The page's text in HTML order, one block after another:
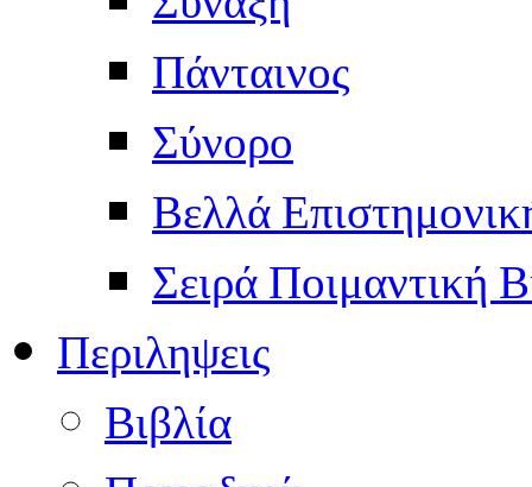
Πάνταινος
Σύνορο
Βελλά
Σειρά Ποιμαντική
Περιληψεις
Βιβλία